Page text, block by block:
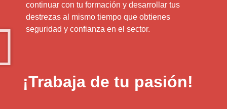
continuar con tu formación y desarrollar tus
destrezas al mismo tiempo que obtienes
seguridad y confianza en el sector.
¡Trabaja de tu pasión!